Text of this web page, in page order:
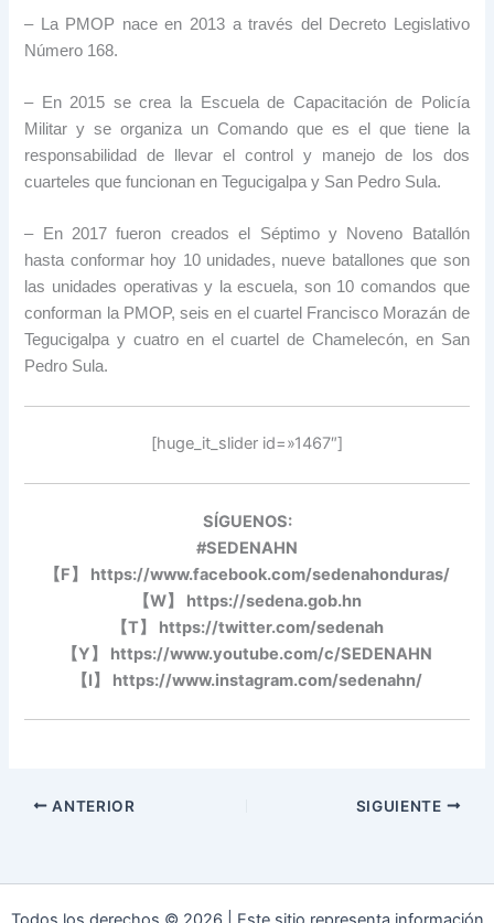
– La PMOP nace en 2013 a través del Decreto Legislativo
Número 168.
– En 2015 se crea la Escuela de Capacitación de Policía
Militar y se organiza un Comando que es el que tiene la
responsabilidad de llevar el control y manejo de los dos
cuarteles que funcionan en Tegucigalpa y San Pedro Sula.
– En 2017 fueron creados el Séptimo y Noveno Batallón
hasta conformar hoy 10 unidades, nueve batallones que son
las unidades operativas y la escuela, son 10 comandos que
conforman la PMOP, seis en el cuartel Francisco Morazán de
Tegucigalpa y cuatro en el cuartel de Chamelecón, en San
Pedro Sula.
[huge_it_slider id=»1467″]
SÍGUENOS:
#SEDENAHN
【F】
https://www.facebook.com/sedenahonduras/
【W】
https://sedena.gob.hn
【T】
https://twitter.com/sedenah
【Y】
https://www.youtube.com/c/SEDENAHN
【I】 https://www.instagram.com/sedenahn/
ANTERIOR SIGUIENTE